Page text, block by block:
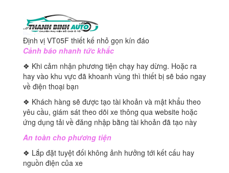
Định vị VT05F thiết kế nhỏ gọn kín đáo
Cảnh báo nhanh tức khắc
❖ Khi cảm nhận phương tiện chạy hay dừng. Hoặc ra
hay vào khu vực đã khoanh vùng thì thiết bị sẽ báo ngay
về điện thoại bạn
❖ Khách hàng sẽ được tạo tài khoản và mật khẩu theo
yêu cầu, giám sát theo dõi xe thông qua website hoặc
ứng dụng tải về đăng nhập bằng tài khoản đã tạo này
An toàn cho phương tiện
❖ Lắp đặt tuyệt đối không ảnh hưởng tới kết cấu hay
nguồn điện của xe